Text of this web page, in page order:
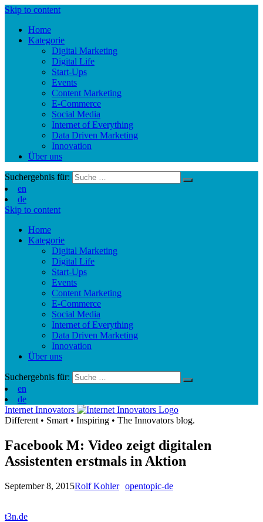
Skip to content
Home
Kategorie
Digital Marketing
Digital Life
Start-Ups
Events
Content Marketing
E-Commerce
Social Media
Internet of Everything
Data Driven Marketing
Innovation
Über uns
Suchergebnis für:
en
de
Skip to content
Home
Kategorie
Digital Marketing
Digital Life
Start-Ups
Events
Content Marketing
E-Commerce
Social Media
Internet of Everything
Data Driven Marketing
Innovation
Über uns
Suchergebnis für:
en
de
Internet Innovators
Different • Smart • Inspiring • The Innovators blog.
Facebook M: Video zeigt digitalen
Assistenten erstmals in Aktion
September 8, 2015Rolf Kohler opentopic-de
t3n.de